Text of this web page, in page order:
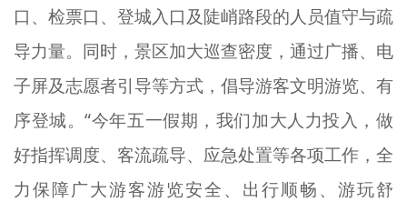
口、检票口、登城入口及陡峭路段的人员值守与疏
导力量。同时，景区加大巡查密度，通过广播、电
子屏及志愿者引导等方式，倡导游客文明游览、有
序登城。“今年五一假期，我们加大人力投入，做
好指挥调度、客流疏导、应急处置等各项工作，全
力保障广大游客游览安全、出行顺畅、游玩舒